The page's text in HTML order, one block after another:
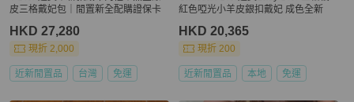
皮三格戴妃包｜閒置新全配購證保卡
HKD 27,280
現折 2,000
近新閒置品 台灣 免運
紅色啞光小羊皮銀扣戴妃 成色全新
HKD 20,365
現折 200
近新閒置品 本地 免運